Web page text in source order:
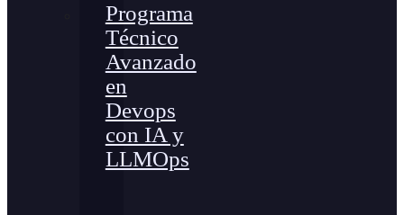
Programa
Técnico
Avanzado
en
Devops
con IA y
LLMOps